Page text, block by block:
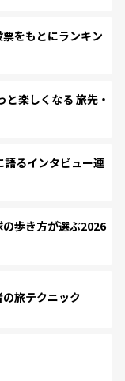
をもとにランキン
楽しくなる 旅先・
るインタビュー連
歩き方が選ぶ2026
旅テクニック